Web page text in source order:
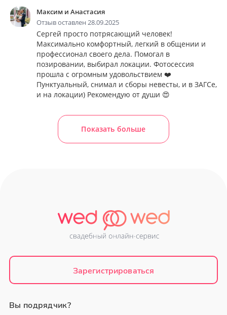
Максим и Анастасия
Отзыв оставлен 28.09.2025
Сергей просто потрясающий человек!
Максимально комфортный, легкий в общении и
профессионал своего дела. Помогал в
позировании, выбирал локации. Фотосессия
прошла с огромным удовольствием ❤️
Пунктуальный, снимал и сборы невесты, и в ЗАГСе,
и на локации) Рекомендую от души 😍
Показать больше
Зарегистрироваться
Вы подрядчик?